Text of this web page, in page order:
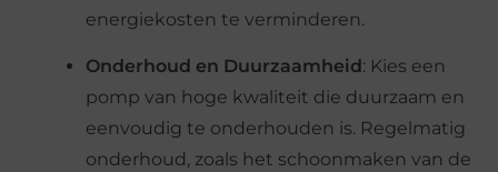
energiekosten te verminderen.
Onderhoud en Duurzaamheid : Kies een
pomp van hoge kwaliteit die duurzaam en
eenvoudig te onderhouden is. Regelmatig
onderhoud, zoals het schoonmaken van de